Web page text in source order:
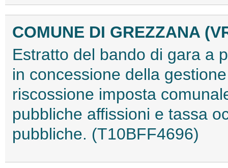
COMUNE DI GREZZANA
Estratto del bando di gara a
in concessione della
riscossione imposta
pubbliche affissioni e tassa
pubbliche. (T10BFF4696)